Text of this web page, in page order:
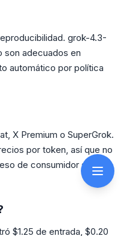
grok-4.3-
son adecuados en
automático por política
X Premium o SuperGrok.
por token, así que no
de consumidor se
$1.25 de entrada, $0.20